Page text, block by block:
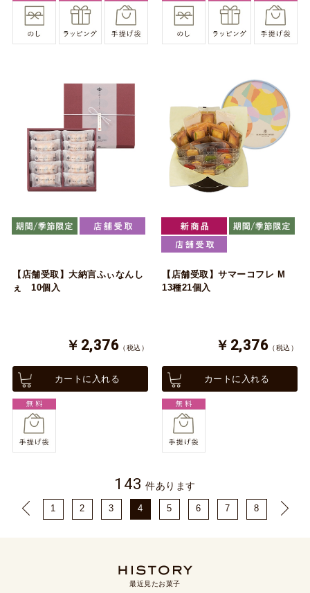
【店舗受取】大納言ふぃなんし
ぇ 10個入
￥2,376 （税込）
カートに入れる
【店舗受取】サマーコフレ M
13種21個入
￥2,376 （税込）
カートに入れる
143 件あります
1 2 3 4 5 6 7 8
最近見たお菓子